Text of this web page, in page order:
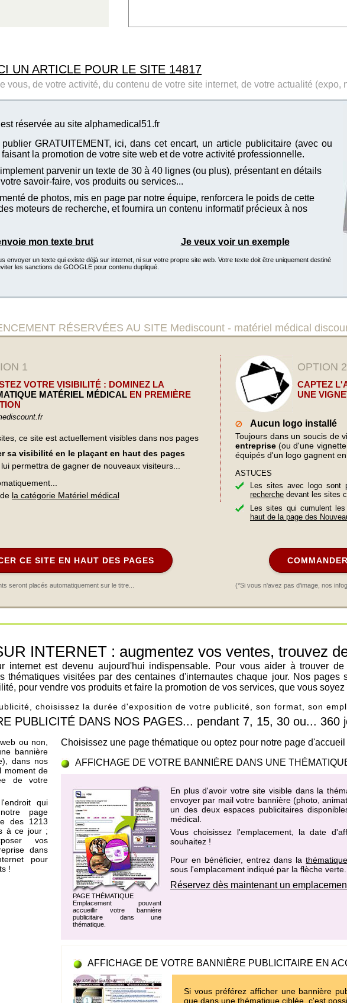
UN ARTICLE POUR LE SITE 14817
vous, de votre activité, du contenu de votre site internet, de votre actualité (expo,
réservée au site alphamedical51.fr
GRATUITEMENT, ici, dans cet encart, un article publicitaire (avec ou
la promotion de votre site web et de votre activité professionnelle.
parvenir un texte de 30 à 40 lignes (ou plus), présentant en détails
savoir-faire, vos produits ou services...
de photos, mis en page par notre équipe, renforcera le poids de cette
moteurs de recherche, et fournira un contenu informatif précieux à nos
mon texte brut Je veux voir un exemple
envoyer un texte qui existe déjà sur internet, ni sur votre propre site web. Votre texte doit être uniquement destiné
les sanctions de GOOGLE pour contenu dupliqué.
RÉSERVÉES AU SITE Mediscount - matériel médical
1
VOTRE VISIBILITÉ : DOMINEZ LA
MATÉRIEL MÉDICAL EN PREMIÈRE
ce site est actuellement visibles dans nos pages
sa visibilité en le plaçant en haut des pages
permettra de gagner de nouveaux visiteurs...
la catégorie Matériel médical
OPTION 2
CAPTEZ
UNE
Aucun logo installé
Toujours dans un soucis de
entreprise (ou d'une
équipés d'un logo gagnent
ASTUCES
Les sites avec logo sont
recherche devant les sites
Les sites qui cumulent
haut de la page des
CE SITE EN HAUT DES PAGES
seront placés automatiquement sur le titre... (*Si vous n'avez pas d'image, nos
INTERNET : augmentez vos ventes, trouvez
internet est devenu aujourd'hui indispensable. Pour vous aider à trouver
thématiques visitées par des centaines d'internautes chaque jour. Nos pages
pour vendre vos produits et faire la promotion de vos services, que vous
choisissez la durée d'exposition de votre publicité, son format, son
PUBLICITÉ DANS NOS PAGES... pendant 7, 15, 30 ou... 360
ou non,
bannière
dans nos
moment de
de votre
qui
page
des 1213
à ce jour ;
vos
dans
pour
!
Choisissez une page thématique ou optez pour notre page
AFFICHAGE DE VOTRE BANNIÈRE DANS UNE
PAGE THÉMATIQUE
Emplacement pouvant
accueillir votre bannière
publicitaire dans une
thématique.
En plus d'avoir votre site visible dans la
envoyer par mail votre bannière (photo,
un des deux espaces publicitaires
médical
Vous choisissez l'emplacement, la date
souhaitez !
Pour en bénéficier, entrez dans la
sous l'emplacement indiqué par la flèche verte.
Réservez dès maintenant un
AFFICHAGE DE VOTRE BANNIÈRE PUBLICITAIRE EN
Si vous préférez afficher une bannière
que dans une thématique ciblée, c'est